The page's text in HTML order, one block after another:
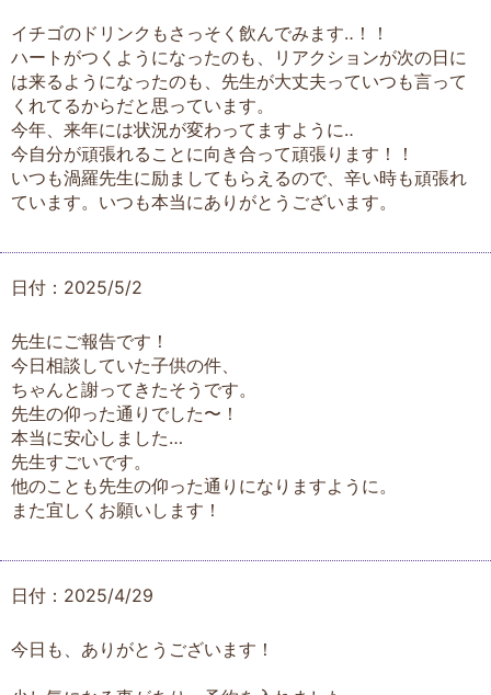
イチゴのドリンクもさっそく飲んでみます‥！！
ハートがつくようになったのも、リアクションが次の日に
は来るようになったのも、先生が大丈夫っていつも言って
くれてるからだと思っています。
今年、来年には状況が変わってますように‥
今自分が頑張れることに向き合って頑張ります！！
いつも渦羅先生に励ましてもらえるので、辛い時も頑張れ
ています。いつも本当にありがとうございます。
日付：2025/5/2
先生にご報告です！
今日相談していた子供の件、
ちゃんと謝ってきたそうです。
先生の仰った通りでした〜！
本当に安心しました…
先生すごいです。
他のことも先生の仰った通りになりますように。
また宜しくお願いします！
日付：2025/4/29
今日も、ありがとうございます！